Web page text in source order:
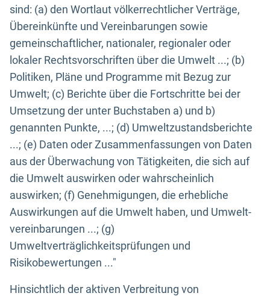
sind: (a) den Wortlaut völkerrechtlicher Verträge,
Übereinkünfte und Vereinbarungen sowie
gemeinschaftlicher, nationaler, regionaler oder
lokaler Rechtsvorschriften über die Umwelt ...; (b)
Politiken, Pläne und Programme mit Bezug zur
Umwelt; (c) Berichte über die Fortschritte bei der
Umsetzung der unter Buchstaben a) und b)
genannten Punkte, ...; (d) Umweltzustandsberichte
...; (e) Daten oder Zusammenfassungen von Daten
aus der Überwachung von Tätigkeiten, die sich auf
die Umwelt auswirken oder wahrscheinlich
auswirken; (f) Genehmigungen, die erhebliche
Auswirkungen auf die Umwelt haben, und Umwelt-
vereinbarungen ...; (g)
Umweltverträglichkeitsprüfungen und
Risikobewertungen ..."
Hinsichtlich der aktiven Verbreitung von